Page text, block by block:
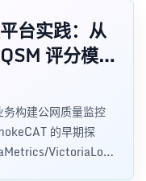
台实践：从
评分模
构建公网质量监控
的早期探
VictoriaLogs